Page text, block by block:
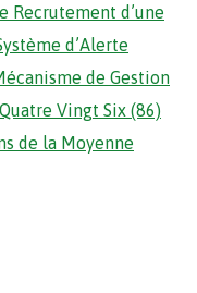
Recrutement d’une
d’Alerte
de Gestion
Vingt Six (86)
de la Moyenne